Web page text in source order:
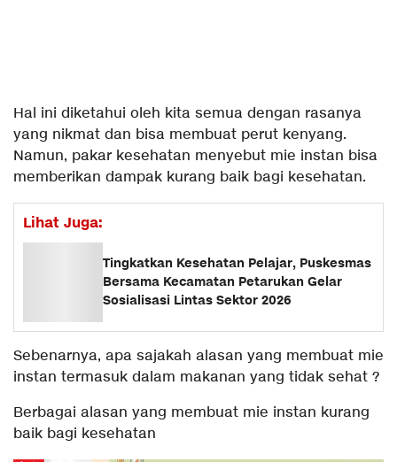
Hal ini diketahui oleh kita semua dengan rasanya
yang nikmat dan bisa membuat perut kenyang.
Namun, pakar kesehatan menyebut mie instan bisa
memberikan dampak kurang baik bagi kesehatan.
Lihat Juga:
Tingkatkan Kesehatan Pelajar, Puskesmas
Bersama Kecamatan Petarukan Gelar
Sosialisasi Lintas Sektor 2026
Sebenarnya, apa sajakah alasan yang membuat mie
instan termasuk dalam makanan yang tidak sehat ?
Berbagai alasan yang membuat mie instan kurang
baik bagi kesehatan